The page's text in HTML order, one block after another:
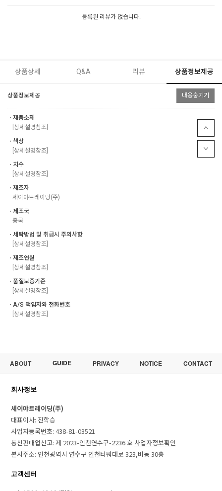
등록된 리뷰가 없습니다.
상품상세 Q&A 리뷰 상품정보제공
상품정보제공 내용숨기기
ㆍ제품소재
[상세설명참조]
ㆍ색상
[상세설명참조]
ㆍ치수
[상세설명참조]
ㆍ제조자
세이야트레이딩(주)
ㆍ제조국
중국
ㆍ세탁방법 및 취급시 주의사항
[상세설명참조]
ㆍ제조연월
[상세설명참조]
ㆍ품질보증기준
[상세설명참조]
ㆍA/S 책임자와 전화번호
[상세설명참조]
ABOUT GUIDE PRIVACY NOTICE CONTACT
회사정보
세이야트레이딩(주)
대표이사: 진학승
사업자등록번호: 438-81-03521
통신판매업신고: 제 2023-인천연수구-2236 호 사업자정보확인
본사주소: 인천광역시 연수구 인천타워대로 323,비동 30층
고객센터